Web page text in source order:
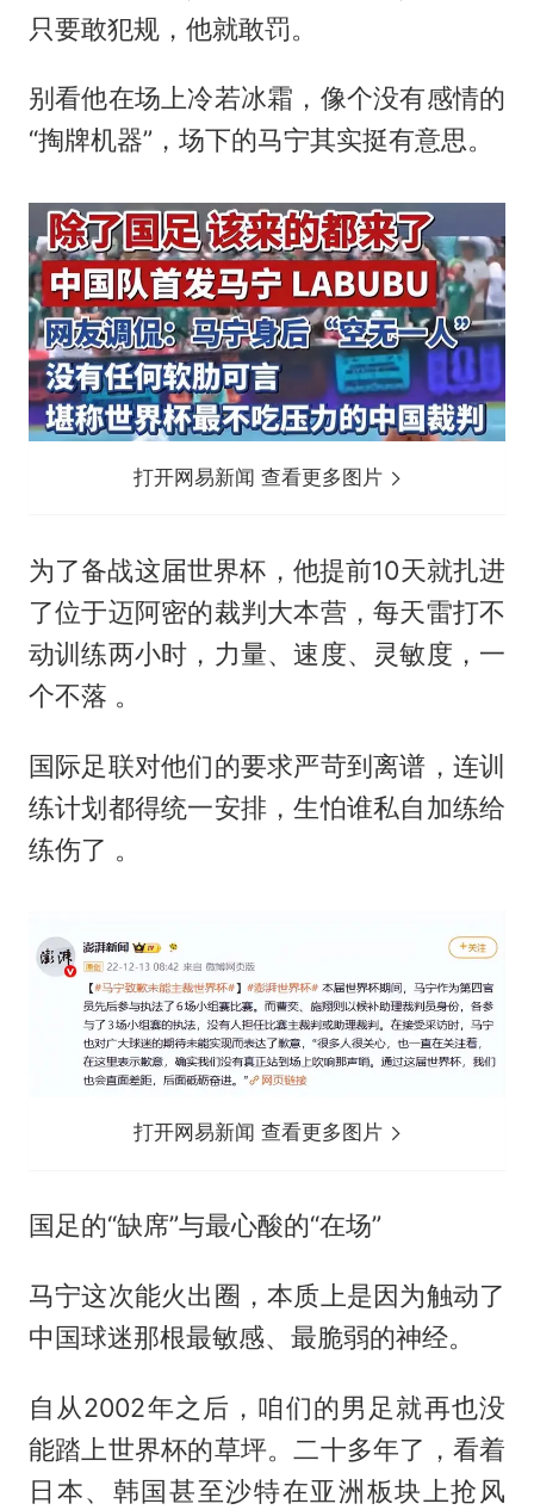
只要敢犯规，他就敢罚。
别看他在场上冷若冰霜，像个没有感情的
“掏牌机器”，场下的马宁其实挺有意思。
打开网易新闻 查看更多图片
为了备战这届世界杯，他提前10天就扎进
了位于迈阿密的裁判大本营，每天雷打不
动训练两小时，力量、速度、灵敏度，一
个不落 。
国际足联对他们的要求严苛到离谱，连训
练计划都得统一安排，生怕谁私自加练给
练伤了 。
打开网易新闻 查看更多图片
国足的“缺席”与最心酸的“在场”
马宁这次能火出圈，本质上是因为触动了
中国球迷那根最敏感、最脆弱的神经。
自从2002年之后，咱们的男足就再也没
能踏上世界杯的草坪。二十多年了，看着
日本、韩国甚至沙特在亚洲板块上抢风